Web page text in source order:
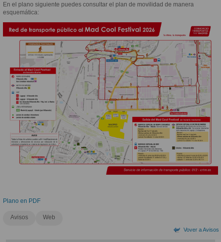
En el plano siguiente puedes consultar el plan de movilidad de manera
esquemática:
Plano en PDF
Avisos Web
Vover a Avisos